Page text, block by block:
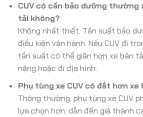
CUV có cần bảo dưỡng thường
tải không?
Không nhất thiết. Tần suất bảo
điều kiện vận hành. Nếu CUV đi
tần suất có thể giãn hơn xe bán
nặng hoặc đi địa hình.
Phụ tùng xe CUV có đắt hơn
Thông thường, phụ tùng xe CUV
lựa chọn hơn, dẫn đến giá thành